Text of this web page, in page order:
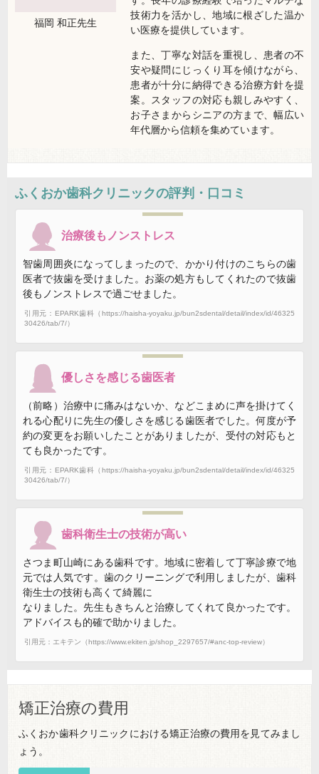
技術力を活かし、地域に根ざした温か
い医療を提供しています。
また、丁寧な対話を重視し、患者の不
安や疑問にじっくり耳を傾けながら、
患者が十分に納得できる治療方針を提
案。スタッフの対応も親しみやすく、
お子さまからシニアの方まで、幅広い
年代層から信頼を集めています。
福岡 和正先生
ふくおか歯科クリニックの評判・口コミ
治療後もノンストレス
智歯周囲炎になってしまったので、かかり付けのこちらの歯
医者で抜歯を受けました。お薬の処方もしてくれたので抜歯
後もノンストレスで過ごせました。
引用元：EPARK歯科（https://haisha-yoyaku.jp/bun2sdental/detail/index/id/46325
30426/tab/7/）
優しさを感じる歯医者
（前略）治療中に痛みはないか、などこまめに声を掛けてく
れる心配りに先生の優しさを感じる歯医者でした。何度が予
約の変更をお願いしたことがありましたが、受付の対応もと
ても良かったです。
引用元：EPARK歯科（https://haisha-yoyaku.jp/bun2sdental/detail/index/id/46325
30426/tab/7/）
歯科衛生士の技術が高い
さつま町山崎にある歯科です。地域に密着して丁寧診療で地
元では人気です。歯のクリーニングで利用しましたが、歯科
衛生士の技術も高くて綺麗に
なりました。先生もきちんと治療してくれて良かったです。
アドバイスも的確で助かりました。
引用元：エキテン（https://www.ekiten.jp/shop_2297657/#anc-top-review）
矯正治療の費用
ふくおか歯科クリニックにおける矯正治療の費用を見てみまし
ょう。